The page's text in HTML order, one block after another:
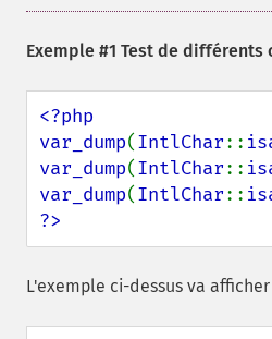
Exemple #1 Test de différents
<?php
var_dump(IntlChar::
var_dump(IntlChar::
var_dump(IntlChar::
?>
L'exemple ci-dessus va afficher